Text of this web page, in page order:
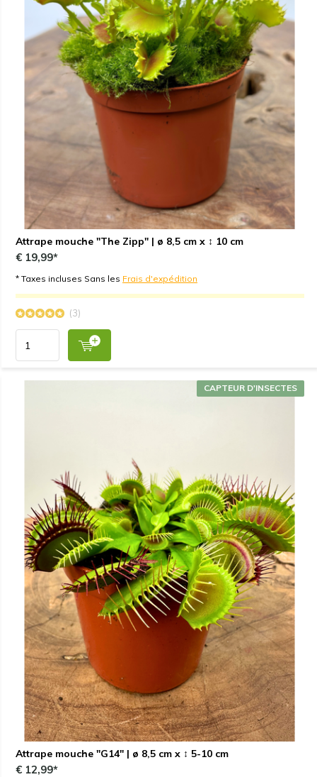
Attrape mouche "The Zipp" | ø 8,5 cm x ↕ 10 cm
€ 19,99*
* Taxes incluses Sans les Frais d'expédition
(3)
Attrape mouche "G14" | ø 8,5 cm x ↕ 5-10 cm
CAPTEUR D'INSECTES
€ 12,99*